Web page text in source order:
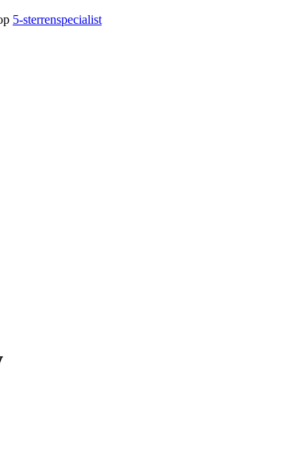
5-sterrenspecialist